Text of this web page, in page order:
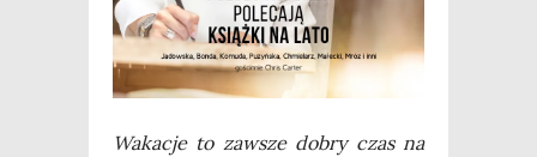
Waka­cje to zawsze dobry czas na